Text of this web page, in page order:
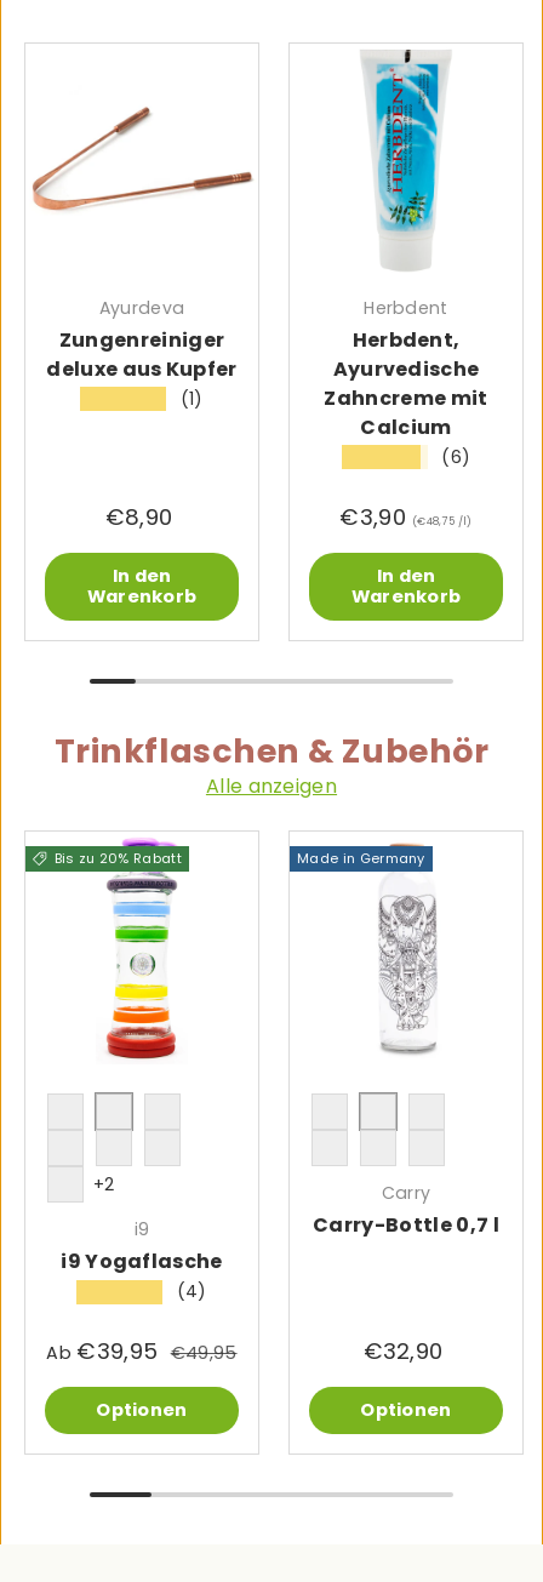
Ayurdeva
Zungenreiniger
deluxe aus Kupfer
(1)
€8,90
In den
Warenkorb
Herbdent
Herbdent,
Ayurvedische
Zahncreme mit
Calcium
(6)
€3,90 Grundpreis
€48,75 /l
In den
Warenkorb
Trinkflaschen & Zubehör
Alle anzeigen
Bis zu 20% Rabatt
Chakra
weißindigo
blau
+2
i9
i9 Yogaflasche
(4)
Ab €39,95 €49,95
Optionen
Made in Germany
FIND THE GOOD
FLOWER OF LIFE
PURE GOLD
RELEASE YOURSELF
ELEPHANT
Carry
Carry-Bottle 0,7 l
€32,90
Optionen